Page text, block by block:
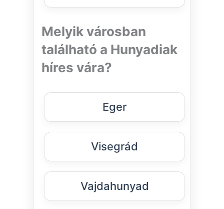
Melyik városban
található a Hunyadiak
híres vára?
Eger
Visegrád
Vajdahunyad